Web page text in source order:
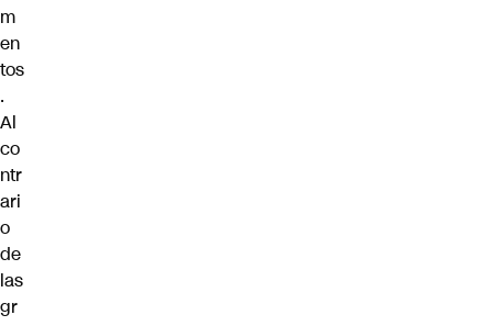
m
en
tos
.
Al
co
ntr
ari
o
de
las
gr